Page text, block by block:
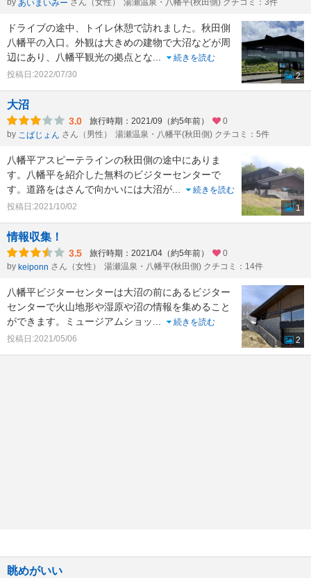
by あいまいみー さん（女性） 湯瀬温泉・八幡平(秋田側) クチコミ：3件
ドライブの途中、トイレ休憩で訪れました。秋田側
八幡平の入口。外観は大きめの建物で大沼などが周
辺にあり、八幡平観光の拠点とな...
続きを読む
投稿日:2022/07/30
2
大沼
3.0 旅行時期：2021/09（約5年前）
0
by こばじょん さん（男性） 湯瀬温泉・八幡平(秋田側) クチコミ：5件
八幡平アスピーテラインの秋田側の途中にありま
す。八幡平を紹介した無料のビジターセンターで
す。道路をはさんで向かいには大沼が...
続きを読む
投稿日:2021/10/02
1
情報収集！
3.5 旅行時期：2021/04（約5年前）
0
by keiponn さん（女性） 湯瀬温泉・八幡平(秋田側) クチコミ：14件
八幡平ビジターセンターは大沼の前にあるビジター
センターで火山地形や湿原や沼の情報を集めること
ができます。ミュージアムショッ...
続きを読む
投稿日:2021/05/06
2
眺めがいい